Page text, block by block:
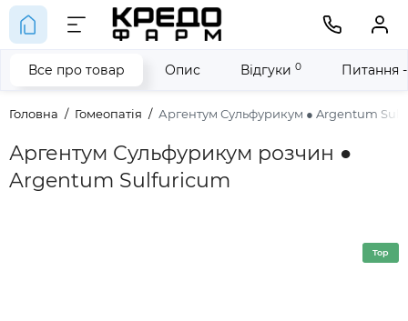
Головна Гомеопатія Аргентум Сульфурикум ● Argentum
Аргентум Сульфурикум розчин ●
Argentum Sulfuricum
Все про товар Опис Відгуки 0 Питання
Top